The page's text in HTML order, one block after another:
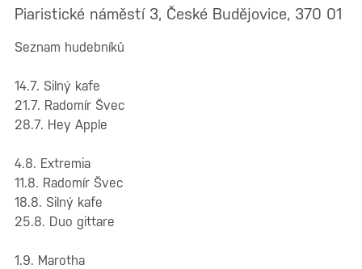
Piaristické náměstí 3, České Budějovice, 370 01
Seznam hudebníků
14.7. Silný kafe
21.7. Radomír Švec
28.7. Hey Apple
4.8. Extremia
11.8. Radomír Švec
18.8. Silný kafe
25.8. Duo gittare
1.9. Marotha